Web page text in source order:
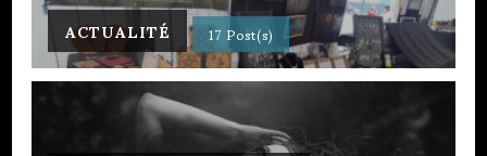
ACTUALITÉ 17 Post(s)